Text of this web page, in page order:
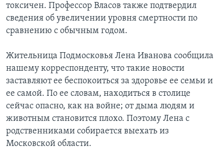
токсичен. Профессор Власов также подтвердил
сведения об увеличении уровня смертности по
сравнению с обычным годом.
Жительница Подмосковья Лена Иванова сообщила
нашему корреспонденту, что такие новости
заставляют ее беспокоиться за здоровье ее семьи и
ее самой. По ее словам, находиться в столице
сейчас опасно, как на войне; от дыма людям и
животным становится плохо. Поэтому Лена с
родственниками собирается выехать из
Московской области.